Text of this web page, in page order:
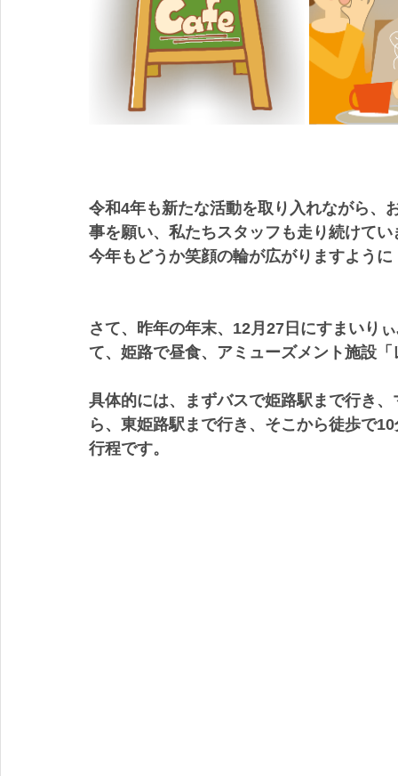
令和4年も新たな活動を取り入れながら、
事を願い、私たちスタッフも走り続けて
今年もどうか笑顔の輪が広がりますように
さて、昨年の年末、12月27日にすまいり
て、姫路で昼食、アミューズメント施設
具体的には、まずバスで姫路駅まで行き
ら、東姫路駅まで行き、そこから徒歩で
行程です。